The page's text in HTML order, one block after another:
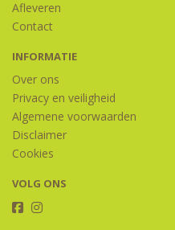
Afleveren
Contact
INFORMATIE
Over ons
Privacy en veiligheid
Algemene voorwaarden
Disclaimer
Cookies
VOLG ONS